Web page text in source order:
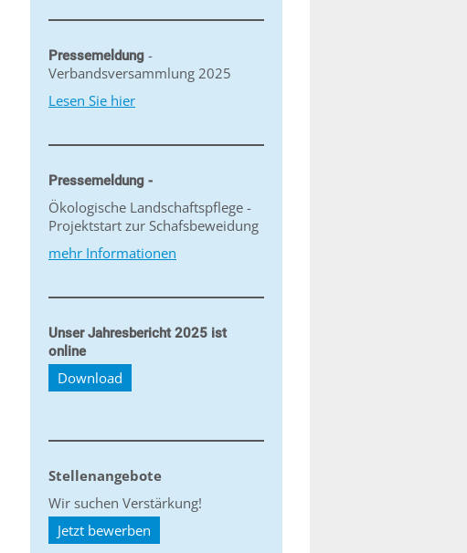
Pressemeldung -
Verbandsversammlung 2025
Lesen Sie hier
Pressemeldung -
Ökologische Landschaftspflege -
Projektstart zur Schafsbeweidung
mehr Informationen
Unser Jahresbericht 2025 ist
online
Download
Stellenangebote
Wir suchen Verstärkung!
Jetzt bewerben